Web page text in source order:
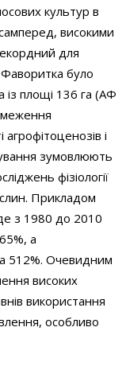
культур в
високими
для
було
із площі 136 га (АФ
і
зумовлюють
фізіології
Прикладом
з 1980 до 2010
а
512%. Очевидним
високих
використання
особливо